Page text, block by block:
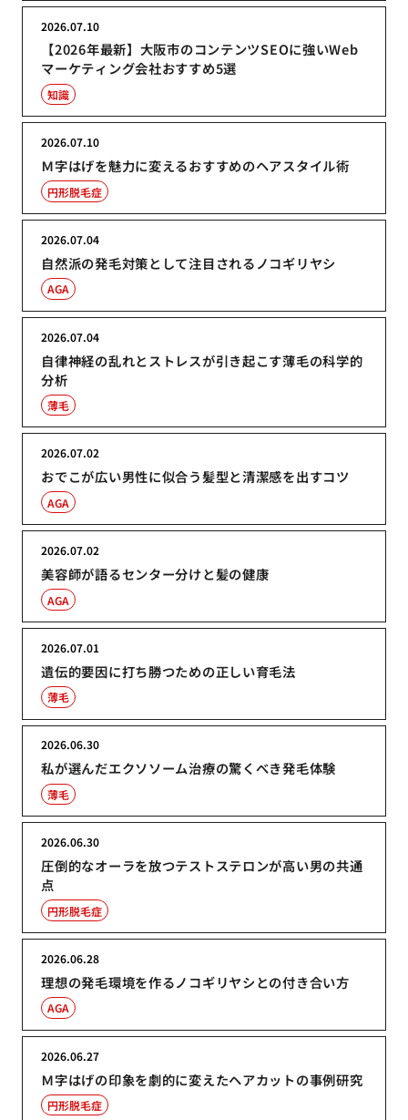
【2026年最新】大阪市のコンテンツSEOに強いWeb
マーケティング会社おすすめ5選
2026.07.10
知識
Ｍ字はげを魅力に変えるおすすめのヘアスタイル術
2026.07.10
円形脱毛症
自然派の発毛対策として注目されるノコギリヤシ
2026.07.04
AGA
自律神経の乱れとストレスが引き起こす薄毛の科学的
分析
2026.07.04
薄毛
おでこが広い男性に似合う髪型と清潔感を出すコツ
2026.07.02
AGA
美容師が語るセンター分けと髪の健康
2026.07.02
AGA
遺伝的要因に打ち勝つための正しい育毛法
2026.07.01
薄毛
私が選んだエクソソーム治療の驚くべき発毛体験
2026.06.30
薄毛
圧倒的なオーラを放つテストステロンが高い男の共通
点
2026.06.30
円形脱毛症
理想の発毛環境を作るノコギリヤシとの付き合い方
2026.06.28
AGA
Ｍ字はげの印象を劇的に変えたヘアカットの事例研究
2026.06.27
円形脱毛症